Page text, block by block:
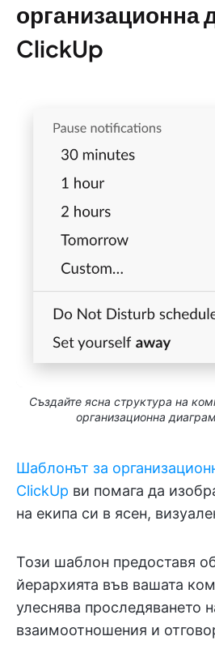
организационна
ClickUp
Създайте ясна структура на
организационна
Шаблонът за
ClickUp ви помага да
на екипа си в ясен,
Този шаблон предоставя
йерархията във вашата
улеснява проследяването
взаимоотношения и